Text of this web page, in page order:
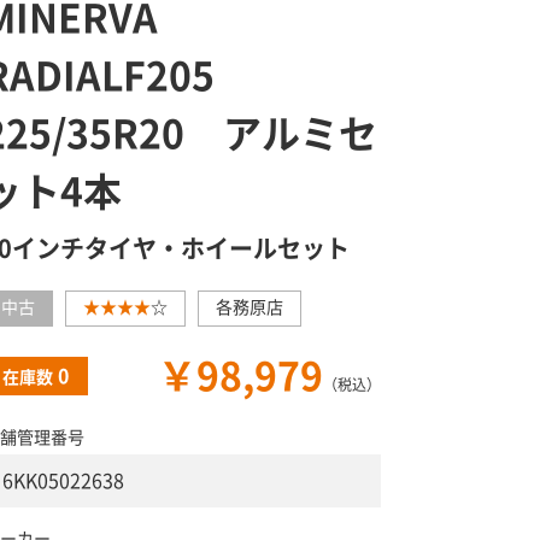
35R20 アルミセ
ト4本
インチタイヤ・ホイールセット
中古 ★★★★☆ 各務原店
在庫数 0 ￥98,979 （税込）
管理番号
6KK05022638